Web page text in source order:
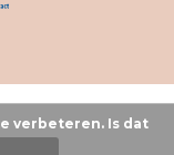
verbeteren. Is dat